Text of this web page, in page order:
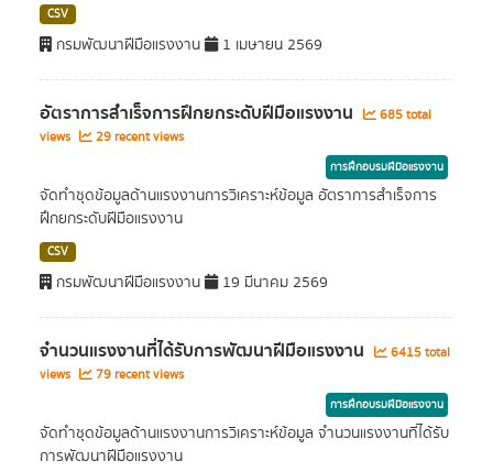
CSV
กรมพัฒนาฝีมือแรงงาน 1 เมษายน 2569
อัตราการสำเร็จการฝึกยกระดับฝีมือแรงงาน
685 total
views
29 recent views
การฝึกอบรมฝีมือแรงงาน
จัดทำชุดข้อมูลด้านแรงงานการวิเคราะห์ข้อมูล อัตราการสำเร็จการ
ฝึกยกระดับฝีมือแรงงาน
CSV
กรมพัฒนาฝีมือแรงงาน 19 มีนาคม 2569
จำนวนแรงงานที่ได้รับการพัฒนาฝีมือแรงงาน
6415 total
views
79 recent views
การฝึกอบรมฝีมือแรงงาน
จัดทำชุดข้อมูลด้านแรงงานการวิเคราะห์ข้อมูล จำนวนแรงงานที่ได้รับ
การพัฒนาฝีมือแรงงาน